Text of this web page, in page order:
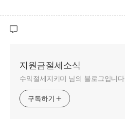
지원금절세소식
수익절세지키미 님의 블로그입니다.
구독하기